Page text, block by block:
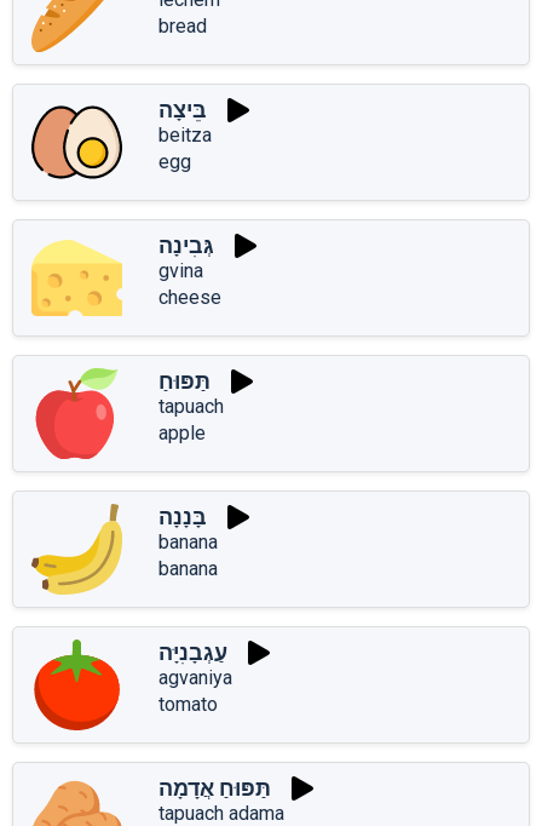
bread
בֵּיצָה
beitza
egg
גְּבִינָה
gvina
cheese
תַּפּוּחַ
tapuach
apple
בָּנָנָה
banana
banana
עַגְבָנִיָּה
agvaniya
tomato
תַּפּוּחַ אֲדָמָה
tapuach adama